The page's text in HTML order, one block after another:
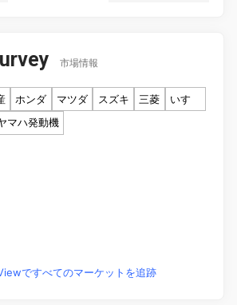
市場情報
ホンダ マツダ スズキ 三菱
いすゞ
マハ発動機
ですべてのマーケットを追跡